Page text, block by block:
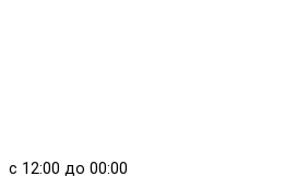
с 12:00 до 00:00